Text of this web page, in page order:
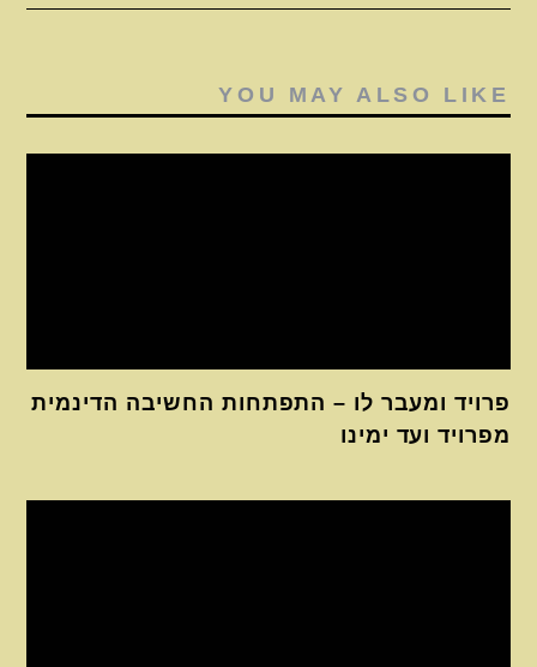
YOU MAY ALSO LIKE
פרויד ומעבר לו – התפתחות החשיבה הדינמית
מפרויד ועד ימינו